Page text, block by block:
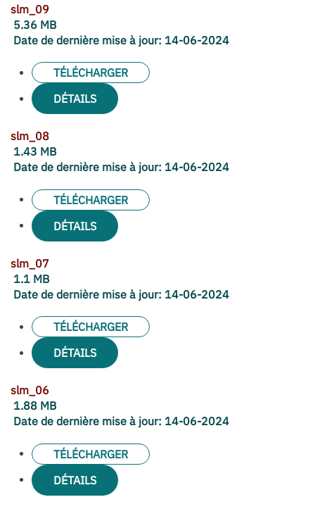
slm_09
5.36 MB
Date de dernière mise à jour: 14-06-2024
TÉLÉCHARGER
DÉTAILS
slm_08
1.43 MB
Date de dernière mise à jour: 14-06-2024
TÉLÉCHARGER
DÉTAILS
slm_07
1.1 MB
Date de dernière mise à jour: 14-06-2024
TÉLÉCHARGER
DÉTAILS
slm_06
1.88 MB
Date de dernière mise à jour: 14-06-2024
TÉLÉCHARGER
DÉTAILS